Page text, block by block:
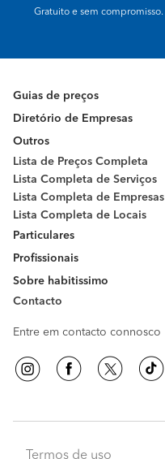
Gratuito e sem compromisso.
Guias de preços
Diretório de Empresas
Outros
Lista de Preços Completa
Lista Completa de Serviços
Lista Completa de Empresas
Lista Completa de Locais
Particulares
Profissionais
Sobre habitissimo
Contacto
Entre em contacto connosco
Termos de uso